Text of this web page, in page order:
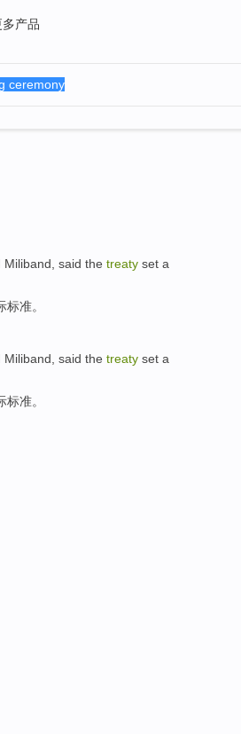
多产品
Miliband said the treaty set a
标准。
Miliband said the treaty set a
标准。